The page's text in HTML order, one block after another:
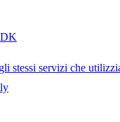
stessi servizi che